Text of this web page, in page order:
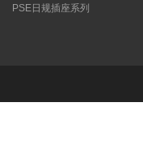
PSE日规插座系列